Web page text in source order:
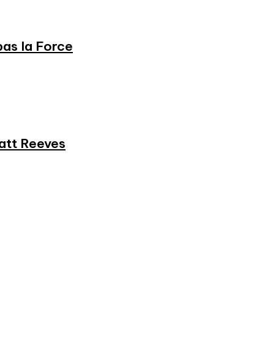
la Force
Reeves